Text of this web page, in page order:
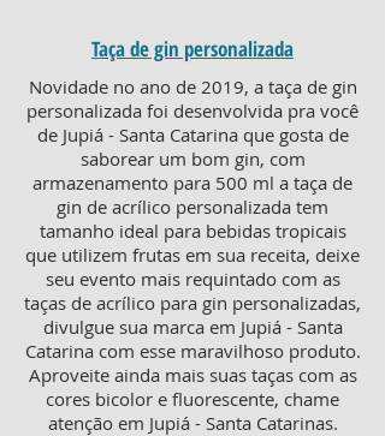
Taça de gin personalizada
Novidade no ano de 2019, a taça de gin
personalizada foi desenvolvida pra você
de Jupiá - Santa Catarina que gosta de
saborear um bom gin, com
armazenamento para 500 ml a taça de
gin de acrílico personalizada tem
tamanho ideal para bebidas tropicais
que utilizem frutas em sua receita, deixe
seu evento mais requintado com as
taças de acrílico para gin personalizadas,
divulgue sua marca em Jupiá - Santa
Catarina com esse maravilhoso produto.
Aproveite ainda mais suas taças com as
cores bicolor e fluorescente, chame
atenção em Jupiá - Santa Catarinas.